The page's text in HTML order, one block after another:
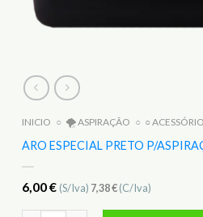
INICIO ○ 🌪️ ASPIRAÇÃO ○ ○
ARO ESPECIAL PRETO P/
6,00€ (S/Iva) 7,38€(C/Iva)